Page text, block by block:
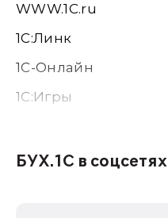
WWW.1С.ru
1С:Линк
1С-Онлайн
1C:Игры
1С:Консалтинг
БУХ.1С в соцсетях